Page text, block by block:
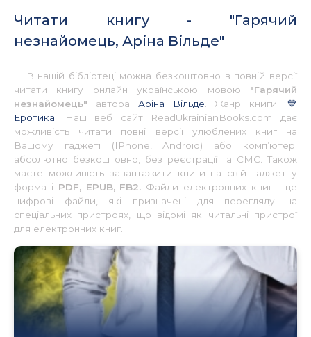
Читати книгу - "Гарячий
незнайомець, Аріна Вільде"
В нашій бібліотеці можна безкоштовно в повній версії
читати книгу онлайн українською мовою "Гарячий
незнайомець" автора Аріна Вільде . Жанр книги:💙
Еротика . Наш веб сайт ReadUkrainianBooks.com дає
можливість читати повні версії улюблених книг на
Вашому гаджеті (IPhone, Android) або комп’ютері
абсолютно безкоштовно, без реєстрації та СМС. Також
маєте можливість завантажити книги на свій гаджет у
форматі PDF, EPUB, FB2. Файли електронних книг - це
цифрові файли, які призначені для перегляду на
спеціальних пристроях, що відомі як читальні пристрої
для електронних книг.